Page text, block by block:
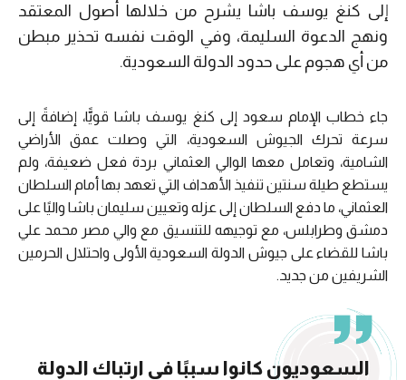
إلى كنغ يوسف باشا يشرح من خلالها أصول المعتقد
ونهج الدعوة السليمة، وفي الوقت نفسه تحذير مبطن
من أي هجوم على حدود الدولة السعودية.
جاء خطاب الإمام سعود إلى كنغ يوسف باشا قويًّا، إضافةً إلى
سرعة تحرك الجيوش السعودية، التي وصلت عمق الأراضي
الشامية، وتعامل معها الوالي العثماني بردة فعل ضعيفة، ولم
يستطع طيلة سنتين تنفيذ الأهداف التي تعهد بها أمام السلطان
العثماني، ما دفع السلطان إلى عزله وتعيين سليمان باشا واليًا على
دمشق وطرابلس، مع توجيهه للتنسيق مع والي مصر محمد علي
باشا للقضاء على جيوش الدولة السعودية الأولى واحتلال الحرمين
الشريفين من جديد.
السعوديون كانوا سببًا في ارتباك الدولة